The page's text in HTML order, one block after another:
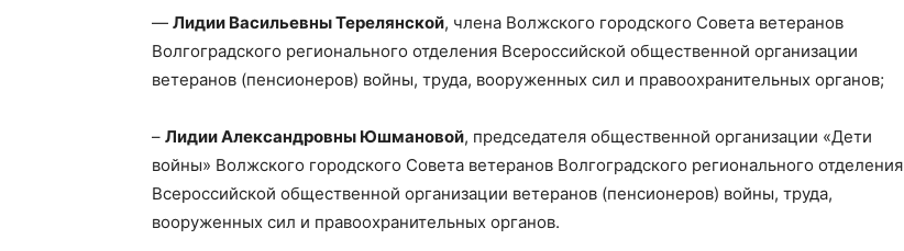
— Лидии Васильевны Терелянской, члена Волжского городского Совета ветеранов
Волгоградского регионального отделения Всероссийской общественной организации
ветеранов (пенсионеров) войны, труда, вооруженных сил и правоохранительных органов;
– Лидии Александровны Юшмановой, председателя общественной организации «Дети
войны» Волжского городского Совета ветеранов Волгоградского регионального отделения
Всероссийской общественной организации ветеранов (пенсионеров) войны, труда,
вооруженных сил и правоохранительных органов.